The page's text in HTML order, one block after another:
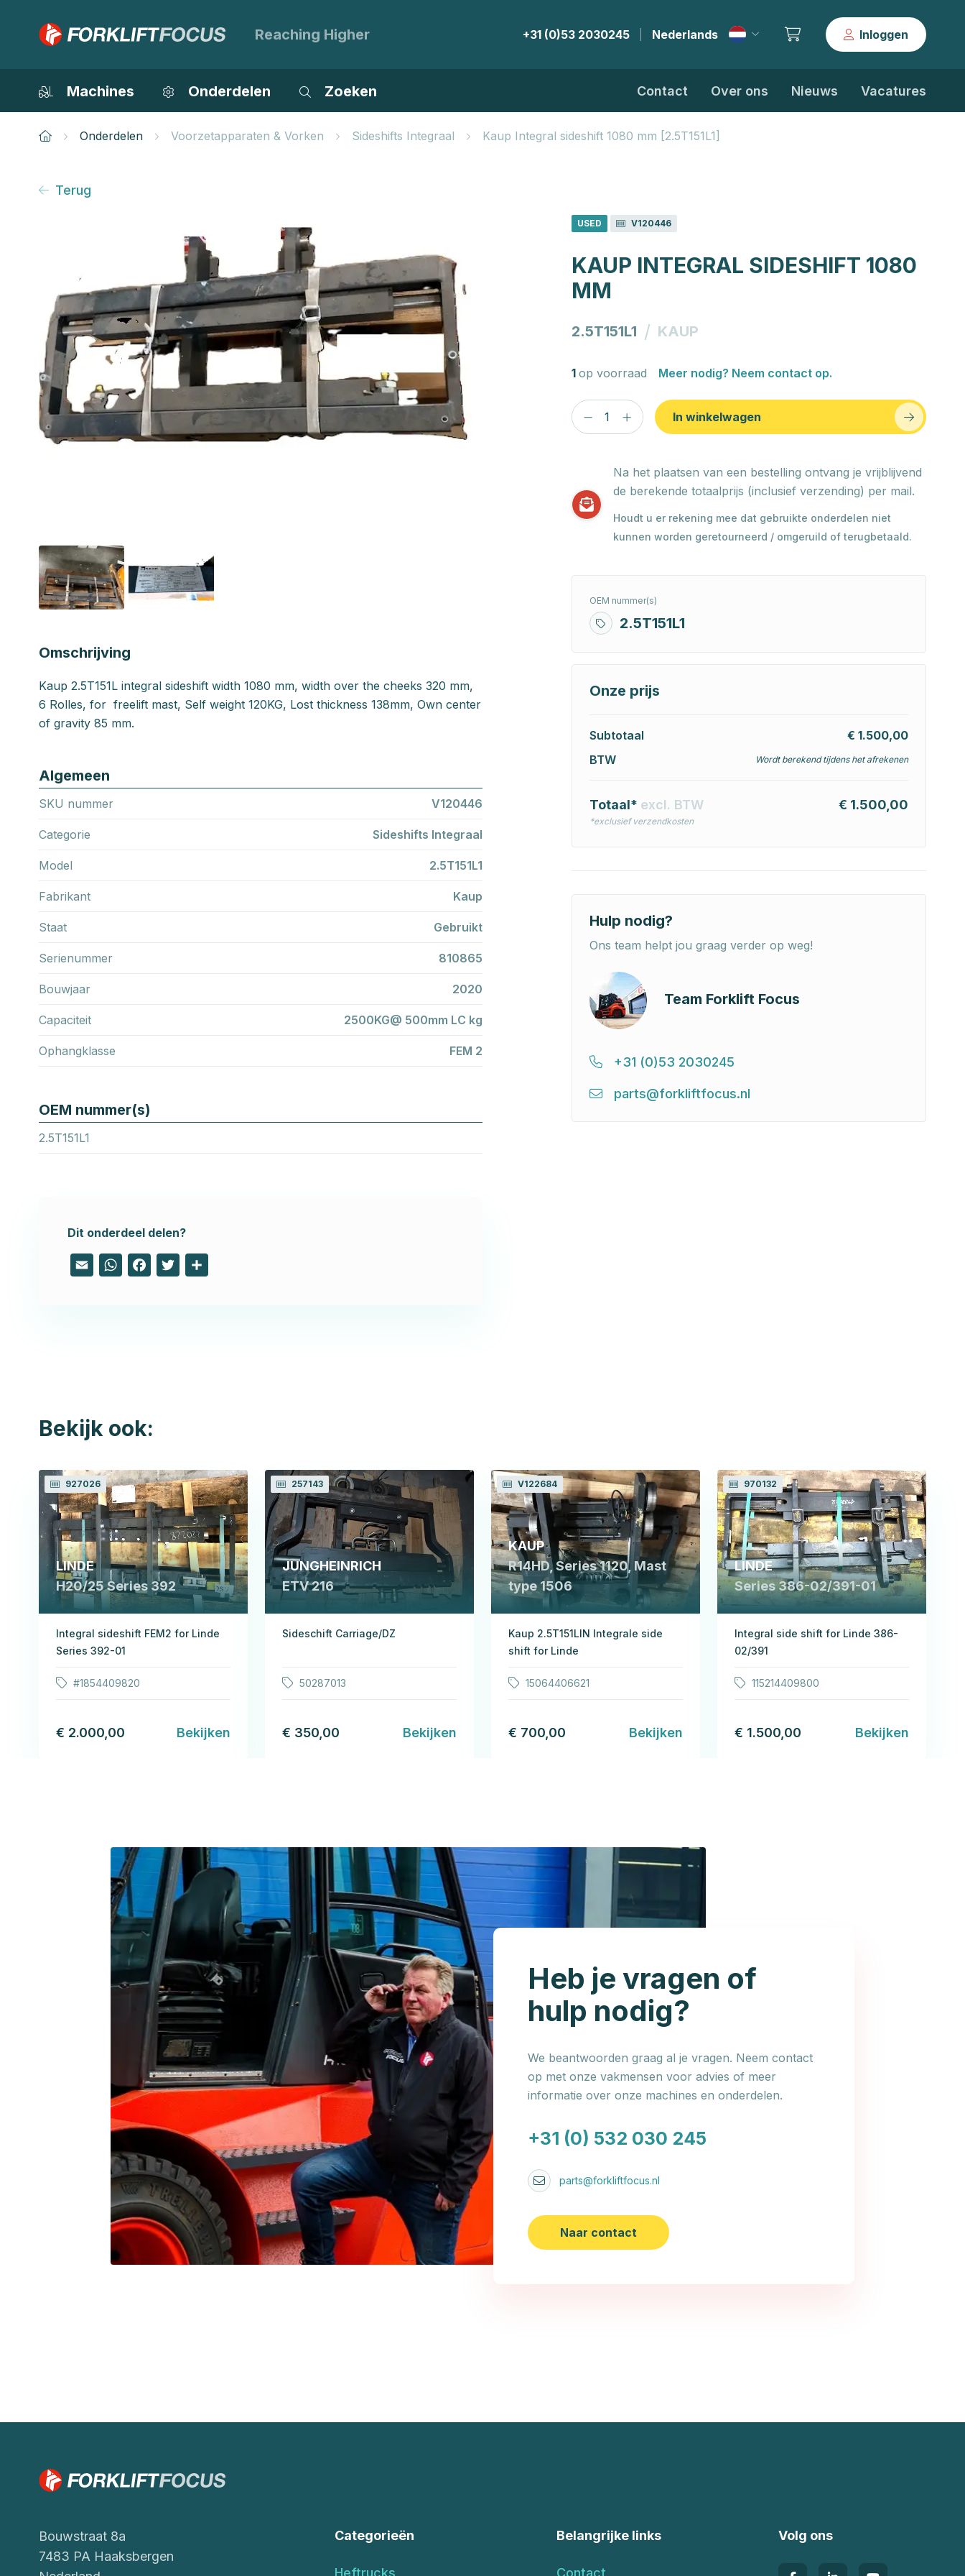
Reaching Higher +31 (0)53 2030245 | Nederlands Inloggen
Machines Onderdelen Zoeken Contact Over ons Nieuws Vacatures
Onderdelen Voorzetapparaten & Vorken Sideshifts Integraal Kaup Integral sideshift 1080 mm [2.5T151L1]
Terug
USED V120446
KAUP INTEGRAL SIDESHIFT 1080
MM
2.5T151L1 / KAUP
1 op voorraad Meer nodig? Neem contact op.
In winkelwagen
Na het plaatsen van een bestelling ontvang je vrijblijvend
de berekende totaalprijs (inclusief verzending) per mail.
Houdt u er rekening mee dat gebruikte onderdelen niet
kunnen worden geretourneerd / omgeruild of terugbetaald.
OEM nummer(s)
2.5T151L1
Onze prijs
Subtotaal
€ 1.500,00
BTW
Wordt berekend tijdens het afrekenen
Totaal* excl. BTW
*exclusief verzendkosten
€ 1.500,00
Hulp nodig?
Ons team helpt jou graag verder op weg!
Team Forklift Focus
+31 (0)53 2030245
parts@forkliftfocus.nl
Omschrijving
Kaup 2.5T151L integral sideshift width 1080 mm, width over the cheeks 320 mm,
6 Rolles, for freelift mast, Self weight 120KG, Lost thickness 138mm, Own center
of gravity 85 mm.
Algemeen
SKU nummer V120446
Categorie Sideshifts Integraal
Model 2.5T151L1
Fabrikant Kaup
Staat Gebruikt
Serienummer 810865
Bouwjaar 2020
Capaciteit 2500KG@ 500mm LC kg
Ophangklasse FEM 2
OEM nummer(s)
2.5T151L1
Dit onderdeel delen?
Email WhatsApp
FacebookTwitter
Bekijk ook:
927026
LINDE
H20/25 Series 392
Integral sideshift FEM2 for Linde
Series 392-01
#1854409820
€ 2.000,00 Bekijken
257143
JUNGHEINRICH
ETV 216
Sideschift Carriage/DZ
50287013
€ 350,00 Bekijken
V122684
KAUP
R14HD, Series 1120, Mast
type 1506
Kaup 2.5T151LIN Integrale side
shift for Linde
15064406621
€ 700,00 Bekijken
970132
LINDE
Series 386-02/391-01
Integral side shift for Linde 386-
02/391
115214409800
€ 1.500,00 Bekijken
Heb je vragen of
hulp nodig?
We beantwoorden graag al je vragen. Neem contact
op met onze vakmensen voor advies of meer
informatie over onze machines en onderdelen.
+31 (0) 532 030 245
parts@forkliftfocus.nl
Naar contact
Bouwstraat 8a
7483 PA Haaksbergen
Categorieën
Heftrucks
Belangrijke links
Contact
Volg ons